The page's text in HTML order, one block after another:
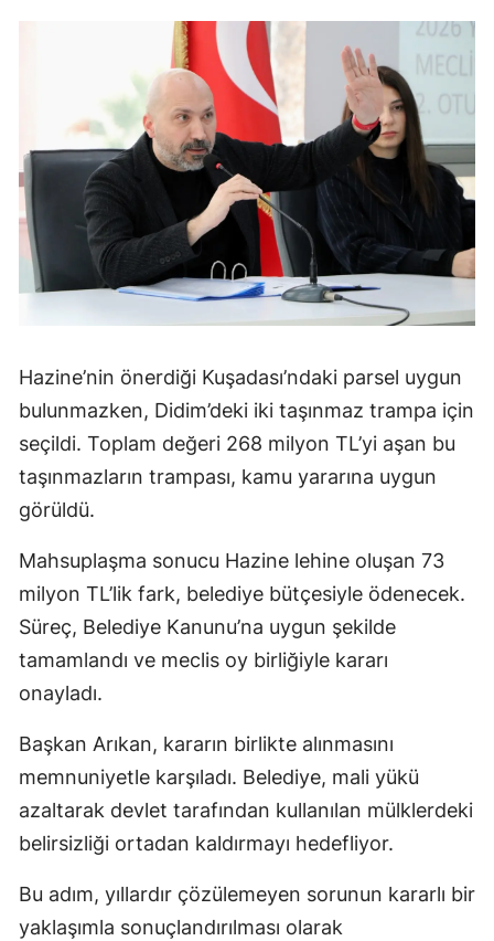
Hazine’nin önerdiği Kuşadası’ndaki parsel uygun
bulunmazken, Didim’deki iki taşınmaz trampa için
seçildi. Toplam değeri 268 milyon TL’yi aşan bu
taşınmazların trampası, kamu yararına uygun
görüldü.
Mahsuplaşma sonucu Hazine lehine oluşan 73
milyon TL’lik fark, belediye bütçesiyle ödenecek.
Süreç, Belediye Kanunu’na uygun şekilde
tamamlandı ve meclis oy birliğiyle kararı
onayladı.
Başkan Arıkan, kararın birlikte alınmasını
memnuniyetle karşıladı. Belediye, mali yükü
azaltarak devlet tarafından kullanılan mülklerdeki
belirsizliği ortadan kaldırmayı hedefliyor.
Bu adım, yıllardır çözülemeyen sorunun kararlı bir
yaklaşımla sonuçlandırılması olarak